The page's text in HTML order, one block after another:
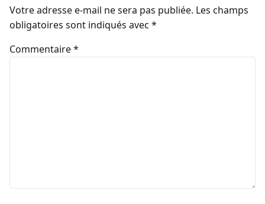
Votre adresse e-mail ne sera pas publiée. Les champs
obligatoires sont indiqués avec *
Commentaire*